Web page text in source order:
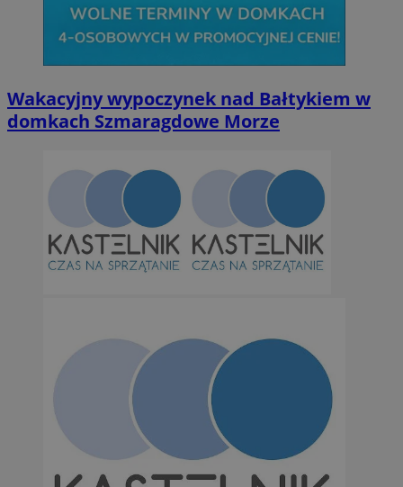
Wakacyjny wypoczynek nad Bałtykiem w
domkach Szmaragdowe Morze